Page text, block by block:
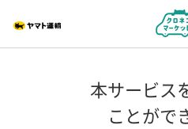
本サービス
ことがで